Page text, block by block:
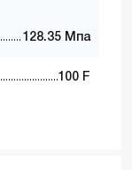
128.35 Мпа
100 F